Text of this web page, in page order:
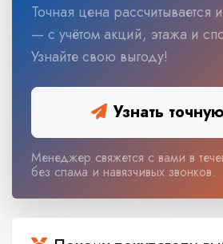
Точная цена
— с учётом акций, этажа и
Узнайте свою выгоду!
Узнать
Менеджер свяжется с вами в
без спама и навязчивых звонков.